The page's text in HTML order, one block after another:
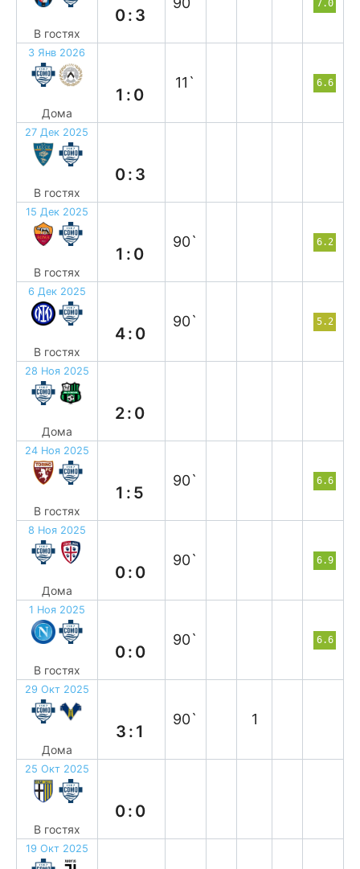
В гостях
0:3
7.0
3 Янв 2026
Дома
1:0
11` 6.6
27 Дек 2025
В гостях
0:3
15 Дек 2025
В гостях
1:0
90` 6.2
6 Дек 2025
В гостях
4:0
90` 5.2
28 Ноя 2025
Дома
2:0
24 Ноя 2025
В гостях
1:5
90` 6.6
8 Ноя 2025
Дома
0:0
90` 6.9
1 Ноя 2025
В гостях
0:0
90` 6.6
29 Окт 2025
Дома
3:1
90` 1
25 Окт 2025
В гостях
0:0
19 Окт 2025